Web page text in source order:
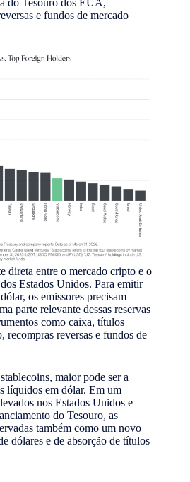
e fundos de mercado
direta entre o mercado cripto e o
Estados Unidos. Para emitir
os emissores precisam
parte relevante dessas reservas
como caixa, títulos
recompras reversas e fundos de
maior pode ser a
líquidos em dólar. Em um
nos Estados Unidos e
do Tesouro, as
também como um novo
dólares e de absorção de títulos